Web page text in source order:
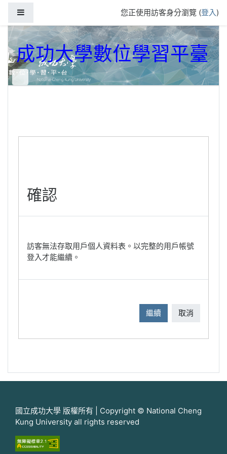
您正使用訪客身分瀏覽 (登入)
成功大學數位學習平臺
確認
訪客無法存取用戶個人資料表。以完整的用戶帳號
登入才能繼續。
繼續 取消
國立成功大學 版權所有 | Copyright © National Cheng
Kung University all rights reserved